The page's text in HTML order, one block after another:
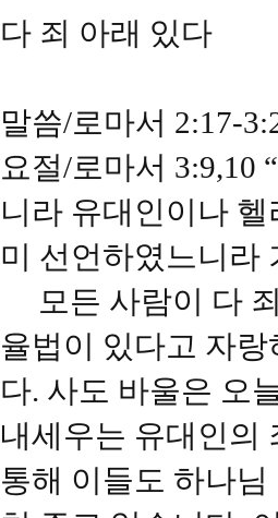
다 죄 아래 있다
말씀/로마서 2:17-
요절/로마서 3:9,10
니라 유대인이나
미 선언하였느니라
모든 사람이 다
율법이 있다고 자
다. 사도 바울은 오
내세우는 유대인의
통해 이들도 하나